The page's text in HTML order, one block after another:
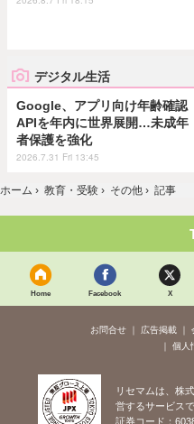
デジタル生活
Google、アプリ向け年齢確認
APIを年内に世界展開…未成年
者保護を強化
2026.7.31 Fri 13:45
ホーム › 教育・受験 › その他 › 記事
Home Facebook X
お問合せ 広告掲載
個人
リセマムは、株
営するサービスで
証券コード：